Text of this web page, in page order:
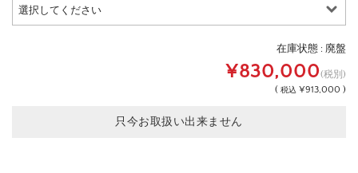
在庫状態 : 廃盤
¥830,000(税別)
( 税込 ¥913,000 )
只今お取扱い出来ません